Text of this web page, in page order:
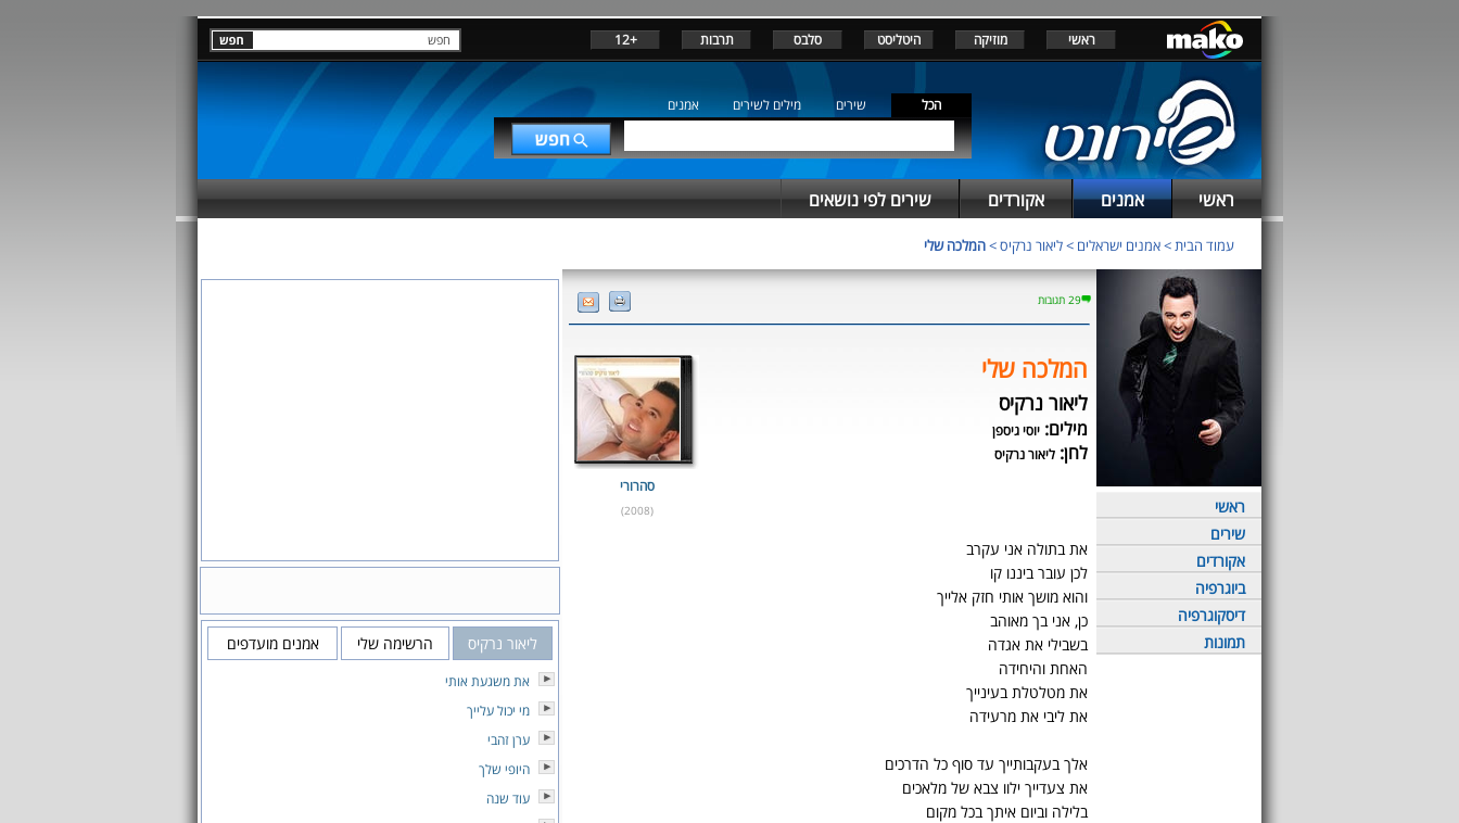
ראשי מוזיקה היטליסט סלבס תרבות +12
הכל שירים מילים לשירים אמנים
ראשי אמנים אקורדים שירים לפי נושאים
עמוד הבית>אמנים ישראלים >ליאור נרקיס>המלכה שלי
ראשי
שירים
אקורדים
ביוגרפיה
דיסקוגרפיה
תמונות
29 תגובות
המלכה שלי
ליאור נרקיס
מילים: יוסי גיספן
לחן: ליאור נרקיס
את בתולה אני עקרב
לכן עובר ביננו קו
והוא מושך אותי חזק אלייך
כן, אני בך מאוהב
בשבילי את אגדה
האחת והיחידה
את מטלטלת בעינייך
את ליבי את מרעידה
אלך בעקבותייך עד סוף כל הדרכים
את צעדייך ילוו צבא של מלאכים
בלילה וביום איתך בכל מקום
סהרורי
(2008)
ליאור נרקיס הרשימה שלי אמנים מועדפים
את משגעת אותי
מי יכול עלייך
ערן זהבי
היופי שלך
עוד שנה